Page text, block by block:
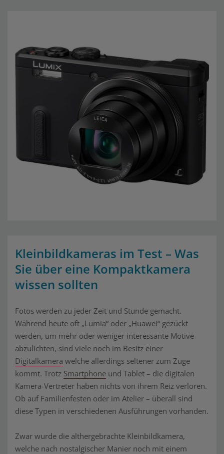
Kleinbildkameras im Test – Was
Sie über eine Kompaktkamera
wissen sollten
Fotos werden zu jeder Zeit und Stunde gemacht.
Während heute oft „Lumia“ oder „Huawei“ gezückt
werden, um mehr oder weniger interessante Motive
abzulichten, sind viele noch im Besitz einer
Digitalkamera welche allerdings seltener zum Zuge
kommt. Trotz Smartphone und Tablet – die digitalen
Kamera-Vertreter haben nichts von ihrem Reiz verloren.
Ob auf Familienfesten oder im Atelier – überall sind
diese Typen in verschiedenen Ausführungen vorhanden.
Zwar wurde die althergebrachte Kleinbildkamera,
welche nach nostalgischer Manier noch mit einem